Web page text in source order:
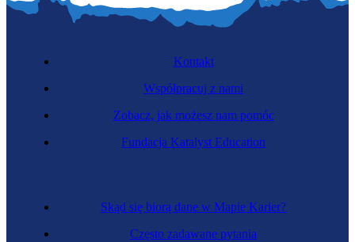
Zawód regulowany
Inżynier budowy mostów
Skąd się biorą dane w Mapie Karier?
Często zadawane pytania
Kontakt
Współpracuj z nami
Zobacz, jak możesz nam pomóc
Fundacja Katalyst Education